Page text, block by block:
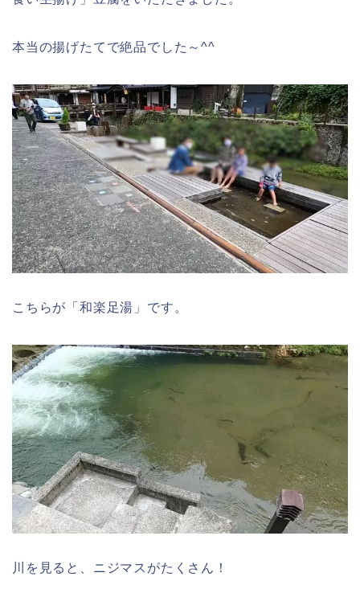
本当の揚げたてで絶品でした～^^
こちらが「和楽足湯」です。
川を見ると、ニジマスがたくさん！